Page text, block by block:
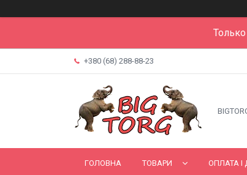
+380 (68) 288-88-23
ГОЛОВНА ТОВАРИ ОПЛАТА І